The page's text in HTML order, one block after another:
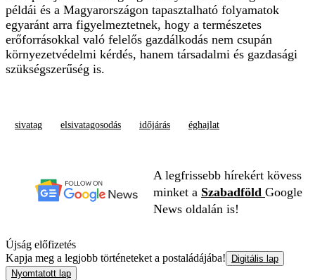
példái és a Magyarországon tapasztalható folyamatok
egyaránt arra figyelmeztetnek, hogy a természetes
erőforrásokkal való felelős gazdálkodás nem csupán
környezetvédelmi kérdés, hanem társadalmi és gazdasági
szükségszerűség is.
sivatag elsivatagosodás időjárás éghajlat
A legfrissebb hírekért kövess
minket a Szabadföld Google
News oldalán is!
Újság előfizetés
Kapja meg a legjobb történeteket a postaládájába!
Digitális lap
Nyomtatott lap